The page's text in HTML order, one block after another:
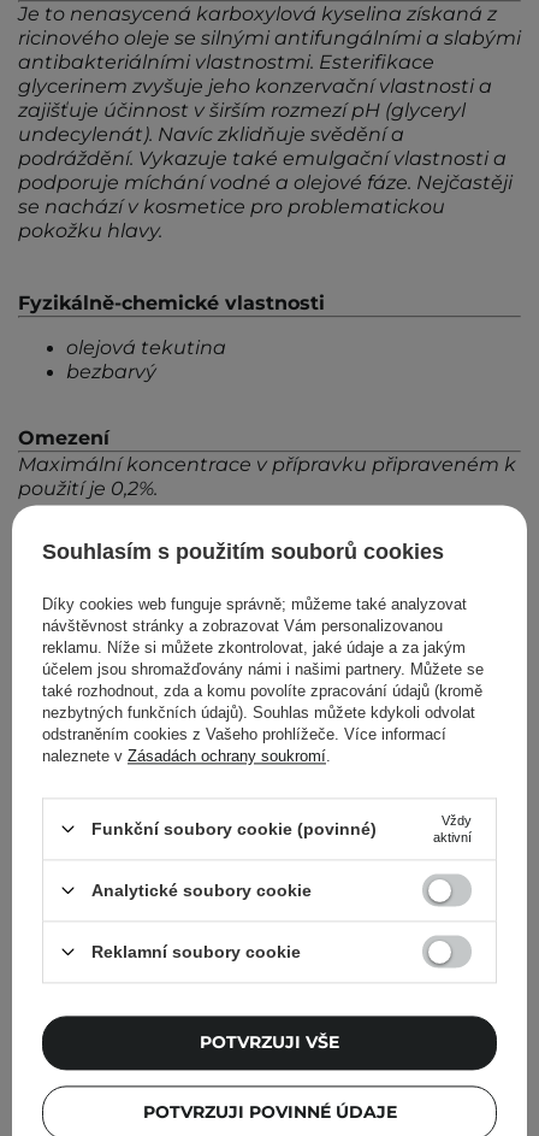
Je to nenasycená karboxylová kyselina získaná z
ricinového oleje se silnými antifungálními a slabými
antibakteriálními vlastnostmi. Esterifikace
glycerinem zvyšuje jeho konzervační vlastnosti a
zajišťuje účinnost v širším rozmezí pH (glyceryl
undecylenát). Navíc zklidňuje svědění a
podráždění. Vykazuje také emulgační vlastnosti a
podporuje míchání vodné a olejové fáze. Nejčastěji
se nachází v kosmetice pro problematickou
pokožku hlavy.
Fyzikálně-chemické vlastnosti
olejová tekutina
bezbarvý
Omezení
Maximální koncentrace v přípravku připraveném k
použití je 0,2%.
Zobrazit další příspěvky zZáří 2021
Cosibella Newsletter
Skincare checklisty, odborné rady a novinky
marketingových zpráv a se
zpracováním svých údajů společností
obchodními podmínkami.
PŘIHLASTE SE
Souhlasím s použitím souborů cookies
Díky cookies web funguje správně; můžeme také analyzovat
návštěvnost stránky a zobrazovat Vám personalizovanou
reklamu. Níže si můžete zkontrolovat, jaké údaje a za jakým
účelem jsou shromažďovány námi i našimi partnery. Můžete se
také rozhodnout, zda a komu povolíte zpracování údajů (kromě
nezbytných funkčních údajů). Souhlas můžete kdykoli odvolat
odstraněním cookies z Vašeho prohlížeče. Více informací
naleznete v Zásadách ochrany soukromí
Funkční soubory cookie (povinné)
Vždy
aktivní
Analytické soubory cookie
Reklamní soubory cookie
POTVRZUJI POVINNÉ ÚDAJE
POTVRZUJI VŠE